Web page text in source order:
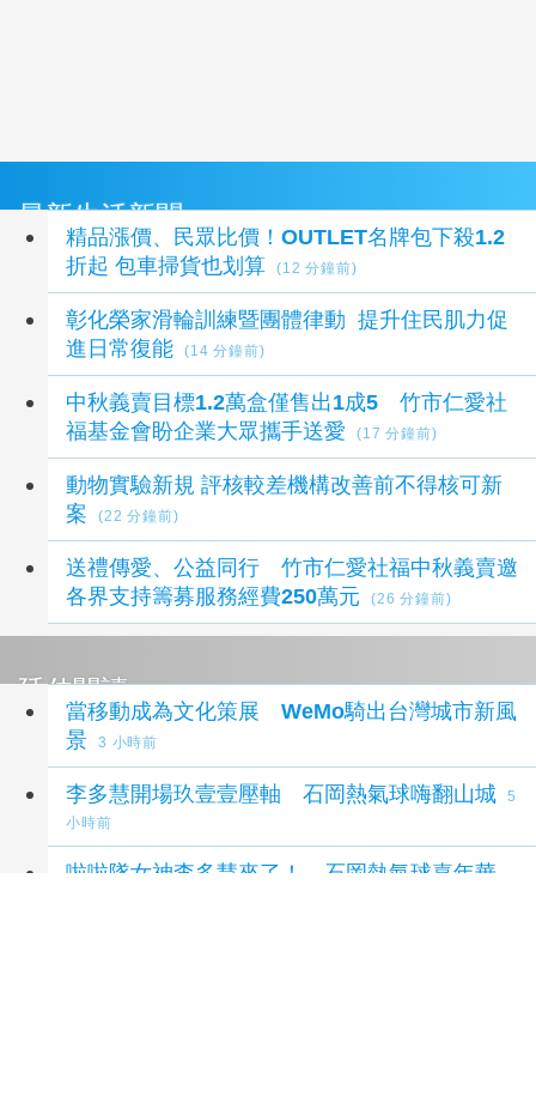
最新生活新聞
精品漲價、民眾比價！OUTLET名牌包下殺1.2
折起 包車掃貨也划算
(12 分鐘前)
彰化榮家滑輪訓練暨團體律動 提升住民肌力促
進日常復能
(14 分鐘前)
中秋義賣目標1.2萬盒僅售出1成5 竹市仁愛社
福基金會盼企業大眾攜手送愛
(17 分鐘前)
動物實驗新規 評核較差機構改善前不得核可新
案
(22 分鐘前)
送禮傳愛、公益同行 竹市仁愛社福中秋義賣邀
各界支持籌募服務經費250萬元
(26 分鐘前)
延伸閱讀
當移動成為文化策展 WeMo騎出台灣城市新風
景
3 小時前
李多慧開場玖壹壹壓軸 石岡熱氣球嗨翻山城
5
小時前
啦啦隊女神李多慧來了！ 石岡熱氣球嘉年華